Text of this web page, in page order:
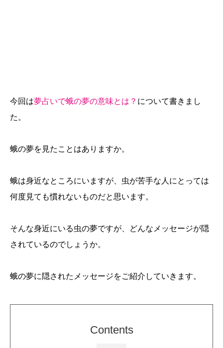
今回は夢占いで蛾の夢の意味とは？ について書きまし
た。
蛾の夢を見たことはありますか。
蛾は身近なところにいますが、虫が苦手な人にとっては
何度見ても慣れないものだと思います。
そんな身近にいる虫の夢ですが、どんなメッセージが隠
されているのでしょうか。
蛾の夢に隠されたメッセージをご紹介していきます。
Contents